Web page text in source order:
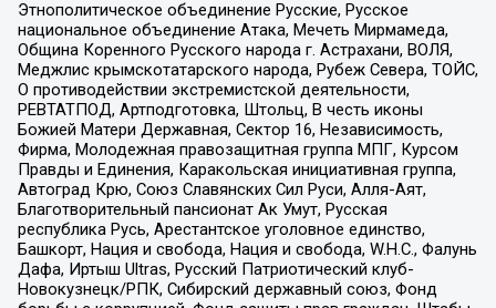
Этнополитическое объединение Русские, Русское
национальное объединение Атака, Мечеть Мирмамеда,
Община Коренного Русского народа г. Астрахани, ВОЛЯ,
Меджлис крымскотатарского народа, Рубеж Севера, ТОЙС,
О противодействии экстремистской деятельности,
РЕВТАТПОД, Артподготовка, Штольц, В честь иконы
Божией Матери Державная, Сектор 16, Независимость,
Фирма, Молодежная правозащитная группа МПГ, Курсом
Правды и Единения, Каракольская инициативная группа,
Автоград Крю, Союз Славянских Сил Руси, Алля-Аят,
Благотворительный пансионат Ак Умут, Русская
республика Русь, Арестантское уголовное единство,
Башкорт, Нация и свобода, Нация и свобода, W.H.С., Фалунь
Дафа, Иртыш Ultras, Русский Патриотический клуб-
Новокузнецк/РПК, Сибирский державный союз, Фонд